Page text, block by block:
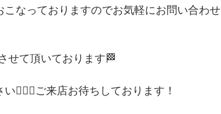
なっておりますのでお気軽にお問い合わせ
せて頂いております🏁
💁🏻‍♀️ご来店お待ちしております！